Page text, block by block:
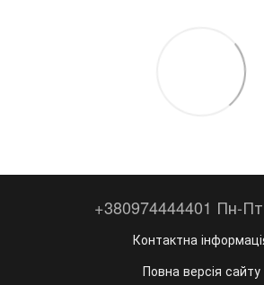
+380974444401 Пн-
Контактна
Повна версія сайту